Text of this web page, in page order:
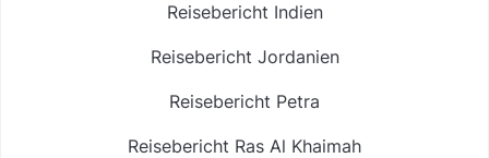
Reisebericht Indien
Reisebericht Jordanien
Reisebericht Petra
Reisebericht Ras Al Khaimah